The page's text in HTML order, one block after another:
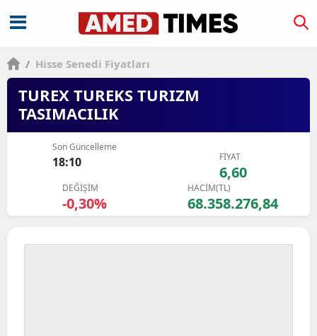
/ Hisse Senedi Fiyatları
TUREX TUREKS TURIZM
TASIMACILIK
Son Güncelleme
18:10 FİYAT
6,60
DEĞİŞİM
-0,30%
HACİM(TL)
68.358.276,84